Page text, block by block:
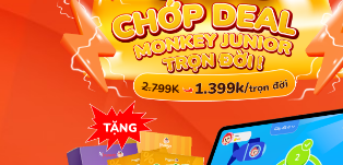
ôm bé khi vừa từ ngoài về nhà.
mọi người sau khi hắt hơi và ho hãy
xà phòng diệt khuẩn hoặc dùng
để hạn chế sự lây lan của virus trong
Thường xuyên vệ sinh nhà cửa, giặt
bé để hạn chế môi trường cho vi